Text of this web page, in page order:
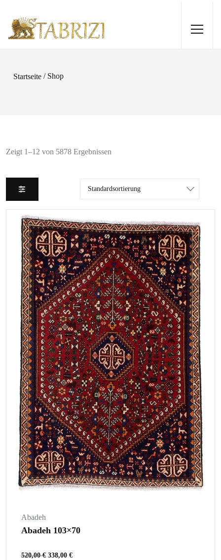
Startseite / Shop
Zeigt 1–12 von 5878 Ergebnissen
Abadeh
Abadeh 103×70
520,00€ 338,00 €